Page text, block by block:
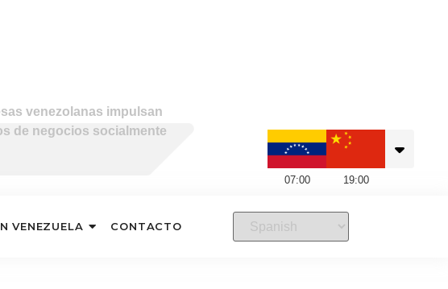
venezolanas impulsan
de negocios socialmente
07:00 19:00
VENEZUELA CONTACTO